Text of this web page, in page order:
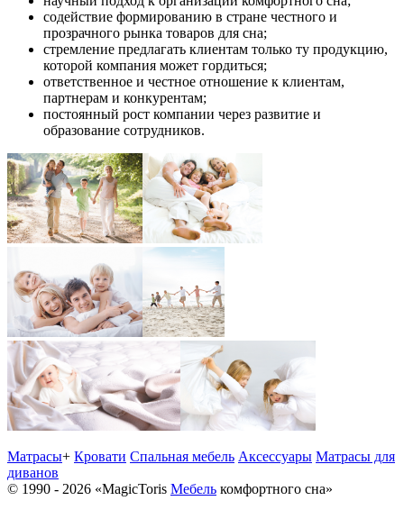
содействие формированию в стране честного и
прозрачного рынка товаров для сна;
стремление предлагать клиентам только ту продукцию,
которой компания может гордиться;
ответственное и честное отношение к клиентам,
партнерам и конкурентам;
постоянный рост компании через развитие и
образование сотрудников.
Матрасы+ Кровати Спальная мебель Аксессуары Матрасы для
диванов
© 1990 - 2026 «MagicToris Мебель комфортного сна»